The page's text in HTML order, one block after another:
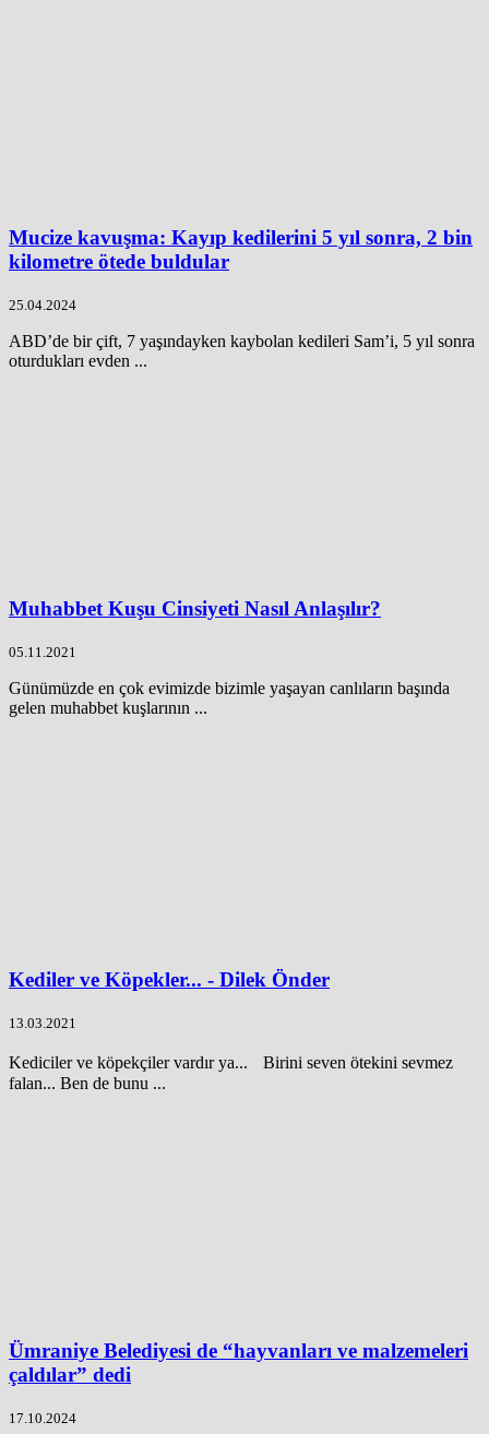
Mucize kavuşma: Kayıp kedilerini 5 yıl sonra, 2 bin
kilometre ötede buldular
25.04.2024
ABD’de bir çift, 7 yaşındayken kaybolan kedileri Sam’i, 5 yıl sonra
oturdukları evden ...
Muhabbet Kuşu Cinsiyeti Nasıl Anlaşılır?
05.11.2021
Günümüzde en çok evimizde bizimle yaşayan canlıların başında
gelen muhabbet kuşlarının ...
Kediler ve Köpekler... - Dilek Önder
13.03.2021
Kediciler ve köpekçiler vardır ya... Birini seven ötekini sevmez
falan... Ben de bunu ...
Ümraniye Belediyesi de “hayvanları ve malzemeleri
çaldılar” dedi
17.10.2024